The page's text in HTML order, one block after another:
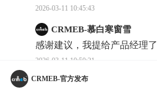
CRMEB-官方发布
2026-03-11 10:45:43
CRMEB-慕白寒窗雪
感谢建议，我提给产品经理了
2026-03-11 10:50:21